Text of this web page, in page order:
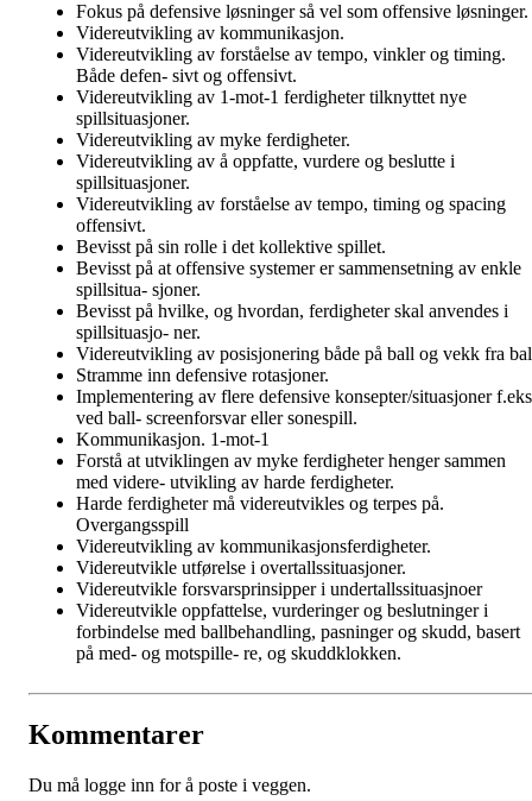
Fokus på defensive løsninger så vel som offensive løsninger.
Videreutvikling av kommunikasjon.
Videreutvikling av forståelse av tempo, vinkler og timing.
Både defen- sivt og offensivt.
Videreutvikling av 1-mot-1 ferdigheter tilknyttet nye
spillsituasjoner.
Videreutvikling av myke ferdigheter.
Videreutvikling av å oppfatte, vurdere og beslutte i
spillsituasjoner.
Videreutvikling av forståelse av tempo, timing og spacing
offensivt.
Bevisst på sin rolle i det kollektive spillet.
Bevisst på at offensive systemer er sammensetning av enkle
spillsitua- sjoner.
Bevisst på hvilke, og hvordan, ferdigheter skal anvendes i
spillsituasjo- ner.
Videreutvikling av posisjonering både på ball og vekk fra
Stramme inn defensive rotasjoner.
Implementering av flere defensive konsepter/situasjoner
ved ball- screenforsvar eller sonespill.
Kommunikasjon. 1-mot-1
Forstå at utviklingen av myke ferdigheter henger sammen
med videre- utvikling av harde ferdigheter.
Harde ferdigheter må videreutvikles og terpes på.
Overgangsspill
Videreutvikling av kommunikasjonsferdigheter.
Videreutvikle utførelse i overtallssituasjoner.
Videreutvikle forsvarsprinsipper i undertallssituasjnoer
Videreutvikle oppfattelse, vurderinger og beslutninger i
forbindelse med ballbehandling, pasninger og skudd, basert
på med- og motspille- re, og skuddklokken.
Kommentarer
Du må logge inn for å poste i veggen.